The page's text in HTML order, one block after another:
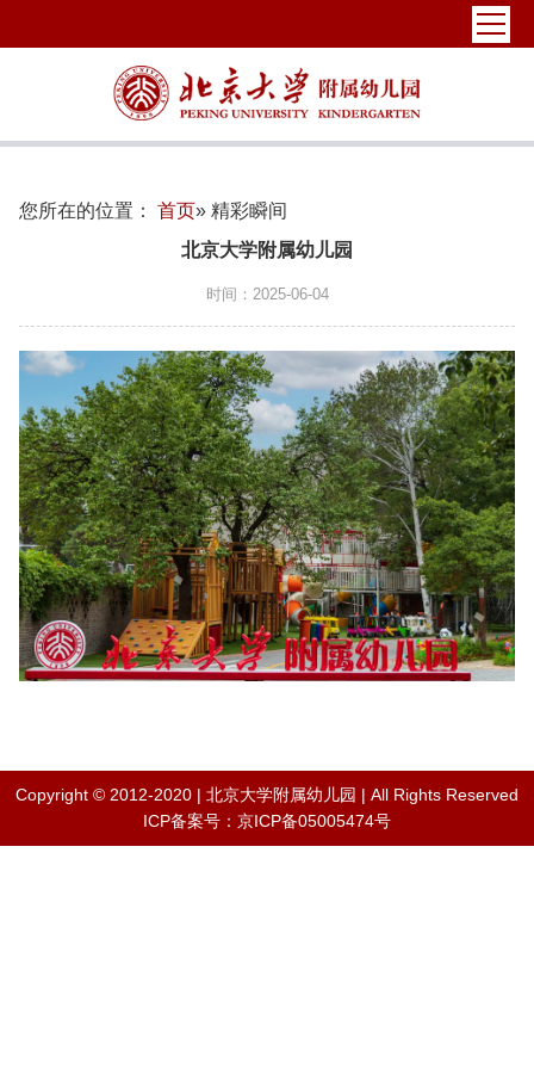
您所在的位置： 首页» 精彩瞬间
北京大学附属幼儿园
时间：2025-06-04
Copyright © 2012-2020 | 北京大学附属幼儿园 | All Rights Reserved
ICP备案号：京ICP备05005474号